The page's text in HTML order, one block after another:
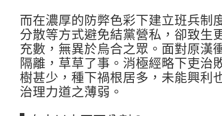
而在濃厚的防弊色彩下建立班兵制
分散等方式避免結黨營私，卻致生
充數，無異於烏合之眾。面對原漢
隔離，草草了事。消極經略下吏治
樹甚少，種下禍根居多，未能興利
治理力道之薄弱。